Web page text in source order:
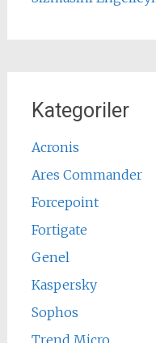
Kategoriler
Acronis
Ares Commander
Forcepoint
Fortigate
Genel
Kaspersky
Sophos